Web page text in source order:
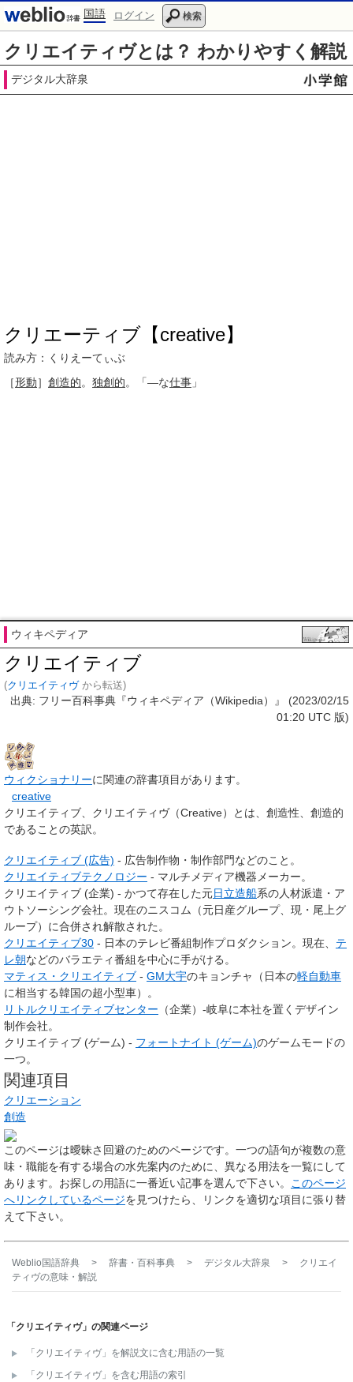
国語 ログイン 検索
クリエイティヴとは？ わかりやすく解説
デジタル大辞泉
クリエーティブ【creative】
読み方：くりえーてぃぶ
［形動］ 創造的。 独創的。「―な仕事 」
ウィキペディア
クリエイティブ
(クリエイティヴ から転送)
出典: フリー百科事典『ウィキペディア（Wikipedia）』 (2023/02/15
01:20 UTC 版)
ウィクショナリーに関連の辞書項目があります。
creative
クリエイティブ
クリエイティヴ（Creative）とは、創造性、創造的
であることの英訳。
クリエイティブ (広告) - 広告制作物・制作部門などのこと。
クリエイティブテクノロジー - マルチメディア機器メーカー。
クリエイティブ (企業) - かつて存在した元日立造船系の人材派遣・ア
ウトソーシング会社。現在のニスコム（元日産グループ、現・尾上グ
ループ）に合併され解散された。
クリエイティブ30 - 日本のテレビ番組制作プロダクション。現在、 テ
レ朝などのバラエティ番組を中心に手がける。
マティス・クリエイティブ - GM大宇のキョンチャ（日本の軽自動車
に相当する韓国の超小型車）。
リトルクリエイティブセンター （企業）-岐阜に本社を置くデザイン
制作会社。
クリエイティブ (ゲーム) - フォートナイト (ゲーム)のゲームモードの
一つ。
関連項目
クリエーション
創造
このページは曖昧さ回避のためのページです。一つの語句が複数の意
味・職能を有する場合の水先案内のために、異なる用法を一覧にして
あります。お探しの用語に一番近い記事を選んで下さい。 このページ
へリンクしているページを見つけたら、リンクを適切な項目に張り替
えて下さい。
Weblio国語辞典 > 辞書・百科事典 > デジタル大辞泉 >
クリエイ
ティヴの意味・解説
「クリエイティヴ」の関連ページ
「クリエイティヴ」を解説文に含む用語の一覧
「クリエイティヴ」を含む用語の索引